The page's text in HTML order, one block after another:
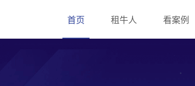
首页 租牛人 看案例